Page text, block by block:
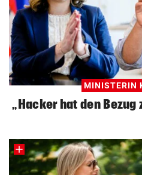
MINISTERIN
„Hacker hat den